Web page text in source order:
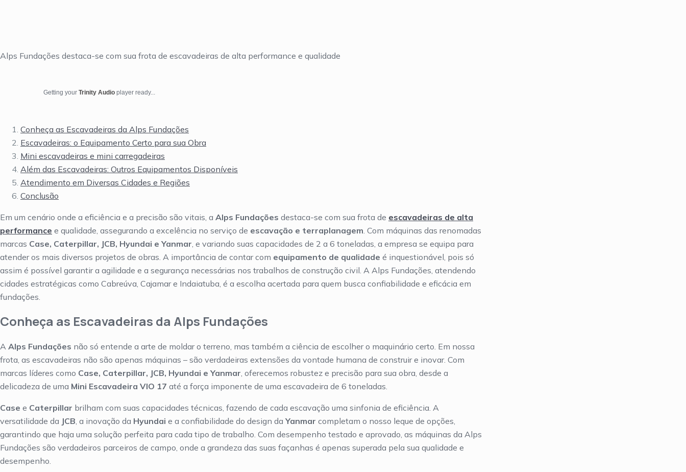
Alps Fundações destaca-se com sua frota de escavadeiras de alta performance e qualidade
Getting your Trinity Audio player ready...
Conheça as Escavadeiras da Alps Fundações
Escavadeiras: o Equipamento Certo para sua Obra
Mini escavadeiras e mini carregadeiras
Além das Escavadeiras: Outros Equipamentos Disponíveis
Atendimento em Diversas Cidades e Regiões
Conclusão
Em um cenário onde a eficiência e a precisão são vitais, a Alps Fundações destaca-se com sua frota de escavadeiras de alta
performance e qualidade, assegurando a excelência no serviço de escavação e terraplanagem . Com máquinas das renomadas
marcas Case, Caterpillar, JCB, Hyundai e Yanmar , e variando suas capacidades de 2 a 6 toneladas, a empresa se equipa para
atender os mais diversos projetos de obras. A importância de contar com equipamento de qualidade é inquestionável, pois só
assim é possível garantir a agilidade e a segurança necessárias nos trabalhos de construção civil. A Alps Fundações, atendendo
cidades estratégicas como Cabreúva, Cajamar e Indaiatuba, é a escolha acertada para quem busca confiabilidade e eficácia em
fundações.
Conheça as Escavadeiras da Alps Fundações
A Alps Fundações não só entende a arte de moldar o terreno, mas também a ciência de escolher o maquinário certo. Em nossa
frota, as escavadeiras não são apenas máquinas – são verdadeiras extensões da vontade humana de construir e inovar. Com
marcas líderes como Case, Caterpillar, JCB, Hyundai e Yanmar, oferecemos robustez e precisão para sua obra, desde a
delicadeza de uma Mini Escavadeira VIO 17 até a força imponente de uma escavadeira de 6 toneladas.
Case e Caterpillar brilham com suas capacidades técnicas, fazendo de cada escavação uma sinfonia de eficiência. A
versatilidade da JCB, a inovação da Hyundai e a confiabilidade do design da Yanmar completam o nosso leque de opções,
garantindo que haja uma solução perfeita para cada tipo de trabalho. Com desempenho testado e aprovado, as máquinas da Alps
Fundações são verdadeiros parceiros de campo, onde a grandeza das suas façanhas é apenas superada pela sua qualidade e
desempenho.